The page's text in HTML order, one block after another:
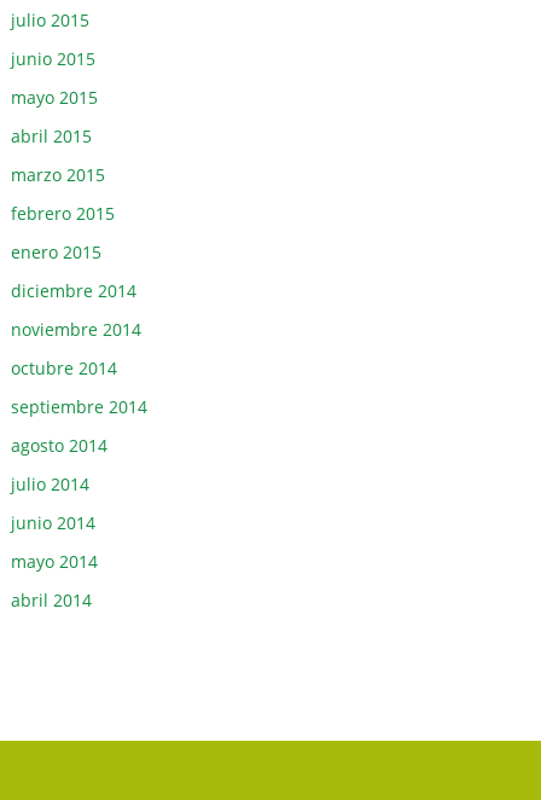
julio 2015
junio 2015
mayo 2015
abril 2015
marzo 2015
febrero 2015
enero 2015
diciembre 2014
noviembre 2014
octubre 2014
septiembre 2014
agosto 2014
julio 2014
junio 2014
mayo 2014
abril 2014